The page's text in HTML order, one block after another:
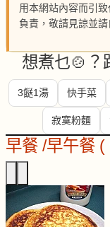
用本網站內容而引
負責，敬請見諒並請
想煮乜🍲？
3餸1湯 快手菜
寂寞粉麵
早餐 /早午餐